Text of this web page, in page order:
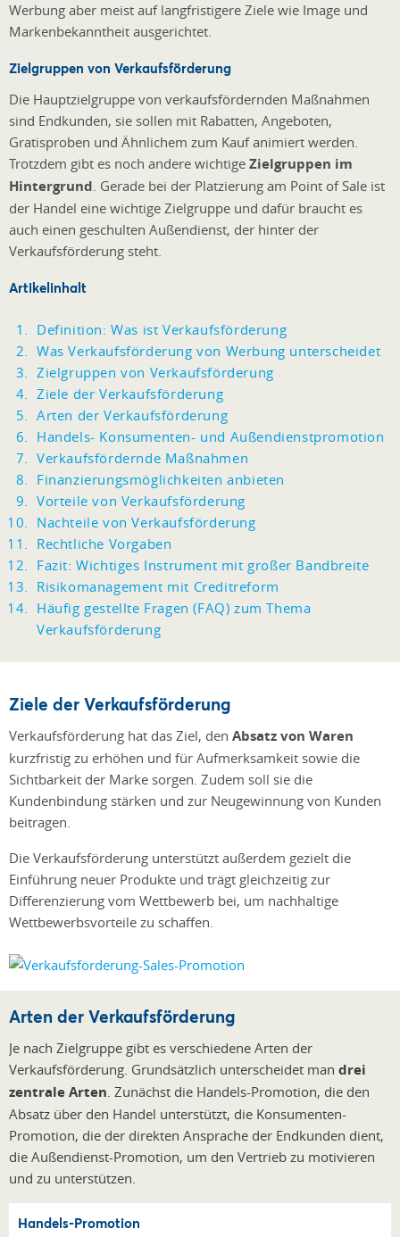
Werbung aber meist auf langfristigere Ziele wie Image und
Markenbekanntheit ausgerichtet.
Zielgruppen von Verkaufsförderung
Die Hauptzielgruppe von verkaufsfördernden Maßnahmen
sind Endkunden, sie sollen mit Rabatten, Angeboten,
Gratisproben und Ähnlichem zum Kauf animiert werden.
Trotzdem gibt es noch andere wichtige Zielgruppen im
Hintergrund. Gerade bei der Platzierung am Point of Sale ist
der Handel eine wichtige Zielgruppe und dafür braucht es
auch einen geschulten Außendienst, der hinter der
Verkaufsförderung steht.
Artikelinhalt
Definition: Was ist Verkaufsförderung
Was Verkaufsförderung von Werbung unterscheidet
Zielgruppen von Verkaufsförderung
Ziele der Verkaufsförderung
Arten der Verkaufsförderung
Handels- Konsumenten- und Außendienstpromotion
Verkaufsfördernde Maßnahmen
Finanzierungsmöglichkeiten anbieten
Vorteile von Verkaufsförderung
Nachteile von Verkaufsförderung
Rechtliche Vorgaben
Fazit: Wichtiges Instrument mit großer Bandbreite
Risikomanagement mit Creditreform
Häufig gestellte Fragen (FAQ) zum Thema
Verkaufsförderung
Ziele der Verkaufsförderung
Verkaufsförderung hat das Ziel, den Absatz von Waren
kurzfristig zu erhöhen und für Aufmerksamkeit sowie die
Sichtbarkeit der Marke sorgen. Zudem soll sie die
Kundenbindung stärken und zur Neugewinnung von Kunden
beitragen.
Die Verkaufsförderung unterstützt außerdem gezielt die
Einführung neuer Produkte und trägt gleichzeitig zur
Differenzierung vom Wettbewerb bei, um nachhaltige
Wettbewerbsvorteile zu schaffen.
Arten der Verkaufsförderung
Je nach Zielgruppe gibt es verschiedene Arten der
Verkaufsförderung. Grundsätzlich unterscheidet man drei
zentrale Arten. Zunächst die Handels-Promotion, die den
Absatz über den Handel unterstützt, die Konsumenten-
Promotion, die der direkten Ansprache der Endkunden dient,
die Außendienst-Promotion, um den Vertrieb zu motivieren
und zu unterstützen.
Handels-Promotion